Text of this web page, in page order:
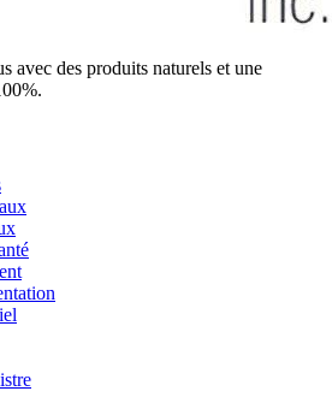
avec des produits naturels et une